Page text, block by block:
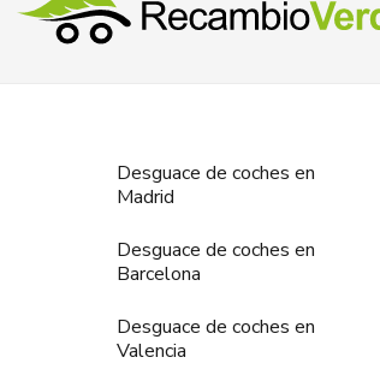
Desguace de coches en
Madrid
Desguace de coches en
Barcelona
Desguace de coches en
Valencia